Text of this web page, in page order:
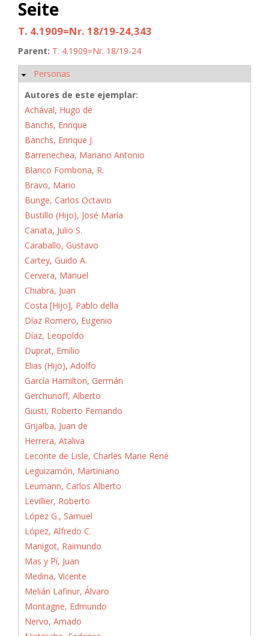
Seite
T. 4.1909=Nr. 18/19-24,343
Parent: T. 4.1909=Nr. 18/19-24
Ocultar
Personas
Autores de este ejemplar:
Achával, Hugo de
Banchs, Enrique
Banchs, Enrique J.
Barrenechea, Mariano Antonio
Blanco Fombona, R.
Bravo, Mario
Bunge, Carlos Octavio
Bustillo (Hijo), José María
Canata, Julio S.
Caraballo, Gustavo
Cartey, Guido A.
Cervera, Manuel
Chiabra, Juan
Costa [Hijo], Pablo della
Díaz Romero, Eugenio
Díaz, Leopoldo
Duprat, Emilio
Elias (Hijo), Adolfo
García Hamilton, Germán
Gerchunoff, Alberto
Giusti, Roberto Fernando
Grijalba, Juan de
Herrera, Ataliva
Leconte de Lisle, Charles Marie René
Leguizamón, Martiniano
Leumann, Carlos Alberto
Levillier, Roberto
López G., Samuel
López, Alfredo C.
Manigot, Raimundo
Mas y Pí, Juan
Medina, Vicente
Melián Lafinur, Álvaro
Montagne, Edmundo
Nervo, Amado